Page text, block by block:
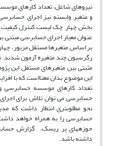
نیروهای شاغل، تعداد کارهای
و متغیر وابسته نیز اجرای
بخش چهار چک لیست کنترل کیفیت
عنوان معیار اجرای حسابرسی
بر اساس متغیرها مستقل مزبور،
رگرسیون چند متغیره آزمون شدند.
مثبتی بین متغیرهای مستقل این
این موضوع بدان معنااست که با
تعداد کارهای موسسه
حسابرسی می توان تلاش برای
نحو مطلوبتری انتظار داشت که
حسابرسی را به همراه خواهد
حوزه­های پر ریسک، گزارش
داشته باشد.